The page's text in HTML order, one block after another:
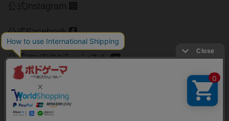
公式instagram
公式Facebook
公式YouTubeチャンネル